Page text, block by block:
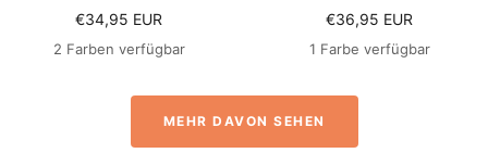
Angebotspreis
€34,95 EUR
2 Farben verfügbar
Angebotspreis
€36,95 EUR
1 Farbe verfügbar
MEHR DAVON SEHEN